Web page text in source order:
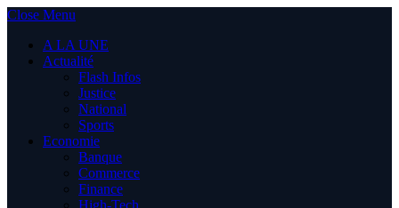
Close Menu
A LA UNE
Actualité
Flash Infos
Justice
National
Sports
Economie
Banque
Commerce
Finance
High-Tech